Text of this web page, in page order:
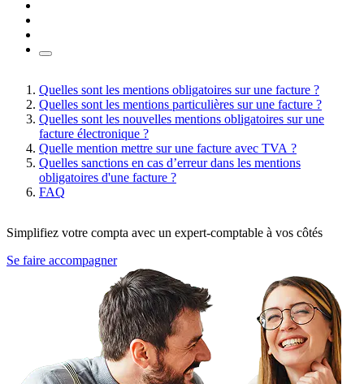
Quelles sont les mentions obligatoires sur une facture ?
Quelles sont les mentions particulières sur une facture ?
Quelles sont les nouvelles mentions obligatoires sur une
facture électronique ?
Quelle mention mettre sur une facture avec TVA ?
Quelles sanctions en cas d’erreur dans les mentions
obligatoires d'une facture ?
FAQ
Simplifiez votre compta avec un expert-comptable à vos côtés
Se faire accompagner